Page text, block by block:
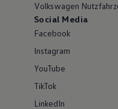
Volkswagen
Social Media
Facebook
Instagram
YouTube
TikTok
LinkedIn